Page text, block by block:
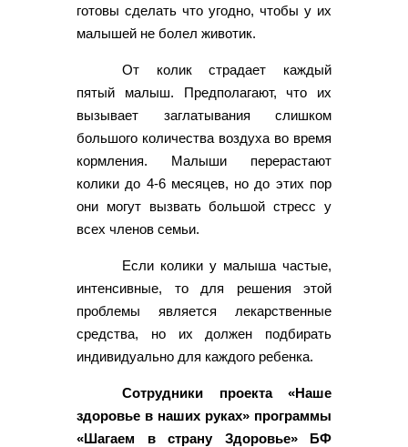
готовы сделать что угодно, чтобы у их
малышей не болел животик.
От колик страдает каждый
пятый малыш. Предполагают, что их
вызывает заглатывания слишком
большого количества воздуха во время
кормления. Малыши перерастают
колики до 4-6 месяцев, но до этих пор
они могут вызвать большой стресс у
всех членов семьи.
Если колики у малыша частые,
интенсивные, то для решения этой
проблемы является лекарственные
средства, но их должен подбирать
индивидуально для каждого ребенка.
Сотрудники проекта «Наше
здоровье в наших руках» программы
«Шагаем в страну Здоровье» БФ